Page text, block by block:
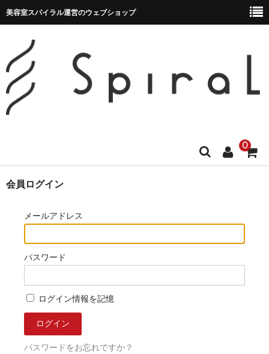
美容室スパイラル運営のウェブショップ
0
HOME
会員ログイン
メールアドレス
パスワード
ログイン情報を記憶
パスワードをお忘れですか？